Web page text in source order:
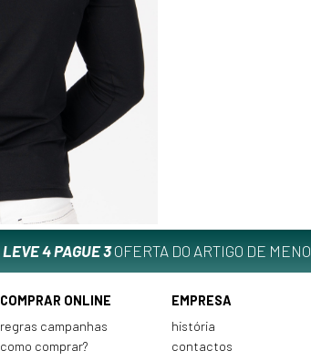
LEVE 4 PAGUE 3OFERTA DO ARTIGO DE
COMPRAR ONLINE
regras campanhas
como comprar?
EMPRESA
história
contactos